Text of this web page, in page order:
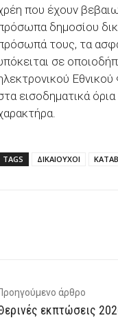
που έχουν
δημοσίου
τους, τα
σε
εισοδηματικά
TAGS ΔΙΚΑΙΟΥΧΟΙ
άρθρο
εκπτώσεις